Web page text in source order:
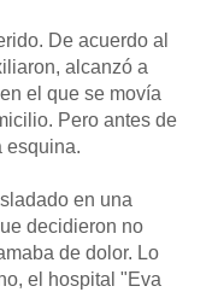
De acuerdo al
alcanzó a
el que se movía
Pero antes de
esquina.
en una
decidieron no
de dolor. Lo
el hospital "Eva